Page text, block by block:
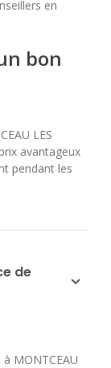
en
bon
LES
avantageux
pendant les
de
MONTCEAU